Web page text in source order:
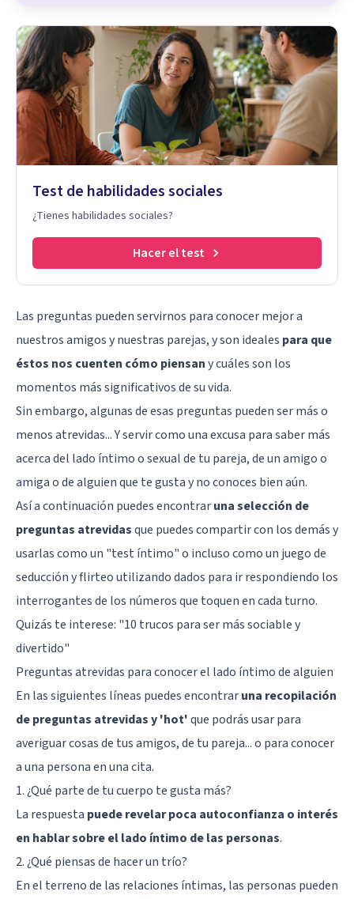
Test de habilidades sociales
¿Tienes habilidades sociales?
Hacer el test
Las preguntas pueden servirnos para conocer mejor a
nuestros amigos y nuestras parejas, y son ideales para que
éstos nos cuenten cómo piensany cuáles son los
momentos más significativos de su vida.
Sin embargo, algunas de esas preguntas pueden ser más o
menos atrevidas... Y servir como una excusa para saber más
acerca del lado íntimo o sexual de tu pareja, de un amigo o
amiga o de alguien que te gusta y no conoces bien aún.
Así a continuación puedes encontraruna selección de
preguntas atrevidasque puedes compartir con los demás y
usarlas como un "test íntimo" o incluso como un juego de
seducción y flirteo utilizando dados para ir respondiendo los
interrogantes de los números que toquen en cada turno.
Quizás te interese: "10 trucos para ser más sociable y
divertido"
Preguntas atrevidas para conocer el lado íntimo de alguien
En las siguientes líneas puedes encontraruna recopilación
de preguntas atrevidas y 'hot'que podrás usar para
averiguar cosas de tus amigos, de tu pareja... o para conocer
a una persona en una cita.
1. ¿Qué parte de tu cuerpo te gusta más?
La respuesta puede revelar poca autoconfianza o interés
en hablar sobre el lado íntimo de las personas.
2. ¿Qué piensas de hacer un trío?
En el terreno de las relaciones íntimas, las personas pueden